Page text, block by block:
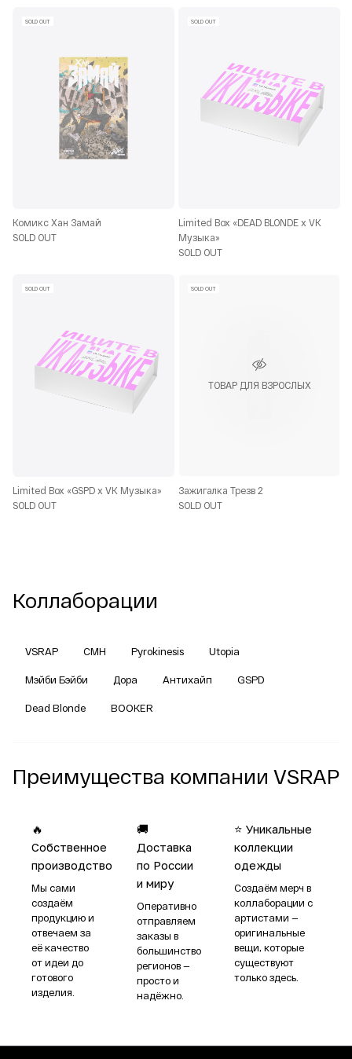
SOLD OUT
Комикс Хан Замай
SOLD OUT
SOLD OUT
Limited Box «DEAD BLONDE x VK
Музыка»
SOLD OUT
SOLD OUT
Limited Box «GSPD x VK Музыка»
SOLD OUT
SOLD OUT
ТОВАР ДЛЯ ВЗРОСЛЫХ
Зажигалка Трезв 2
SOLD OUT
Коллаборации
VSRAP CMH Pyrokinesis Utopia
Мэйби Бэйби Дора Антихайп GSPD
Dead Blonde BOOKER
Преимущества компании VSRAP
🔥
Собственное
производство
Мы сами
создаём
продукцию и
отвечаем за
её качество
от идеи до
готового
изделия.
🚚
Доставка
по России
и миру
Оперативно
отправляем
заказы в
большинство
регионов —
просто и
надёжно.
⭐ Уникальные
коллекции
одежды
Создаём мерч в
коллаборации с
артистами —
оригинальные
вещи, которые
существуют
только здесь.